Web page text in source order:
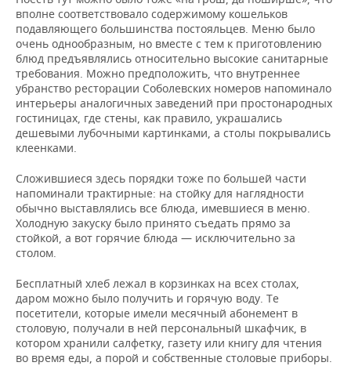
вполне соответствовало содержимому кошельков
подавляющего большинства постояльцев. Меню было
очень однообразным, но вместе с тем к приготовлению
блюд предъявлялись относительно высокие санитарные
требования. Можно предположить, что внутреннее
убранство ресторации Соболевских номеров напоминало
интерьеры аналогичных заведений при простонародных
гостиницах, где стены, как правило, украшались
дешевыми лубочными картинками, а столы покрывались
клеенками.
Сложившиеся здесь порядки тоже по большей части
напоминали трактирные: на стойку для наглядности
обычно выставлялись все блюда, имевшиеся в меню.
Холодную закуску было принято съедать прямо за
стойкой, а вот горячие блюда — исключительно за
столом.
Бесплатный хлеб лежал в корзинках на всех столах,
даром можно было получить и горячую воду. Те
посетители, которые имели месячный абонемент в
столовую, получали в ней персональный шкафчик, в
котором хранили салфетку, газету или книгу для чтения
во время еды, а порой и собственные столовые приборы.